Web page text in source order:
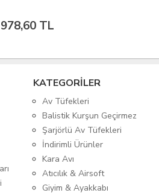
978,60 TL
KATEGORİLER
Av Tüfekleri
Balistik Kurşun Geçirmez
Şarjörlü Av Tüfekleri
İndirimli Ürünler
Kara Avı
Atıcılık & Airsoft
Giyim & Ayakkabı